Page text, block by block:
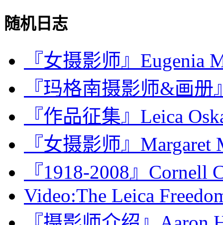
随机日志
『女摄影师』Eugenia
『玛格南摄影师&画册
『作品征集』Leica
『女摄影师』Margaret
『1918-2008』Cornell
Video:The Leica